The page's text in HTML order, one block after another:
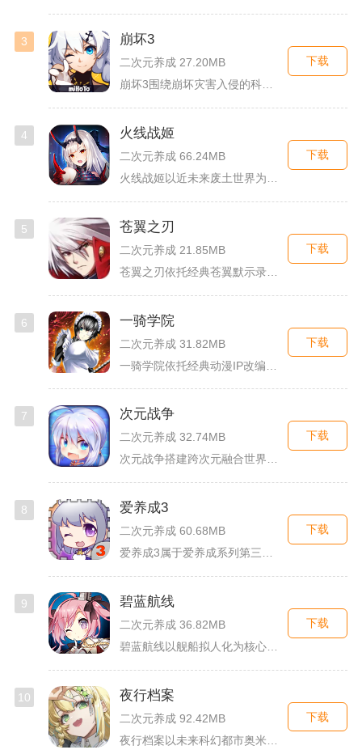
3 崩坏3
二次元养成 27.20MB
崩坏3围绕崩坏灾害入侵的科幻世界观展开，玩家以舰长身份操控多...
下载
4 火线战姬
二次元养成 66.24MB
下载
5 苍翼之刃
二次元养成 21.85MB
下载
6 一骑学院
二次元养成 31.82MB
下载
7 次元战争
二次元养成 32.74MB
次元战争搭建跨次元融合世界观，玩家作为次元调停者穿梭破碎平行...
下载
8 爱养成3
二次元养成 60.68MB
下载
9 碧蓝航线
二次元养成 36.82MB
下载
10 夜行档案
二次元养成 92.42MB
下载